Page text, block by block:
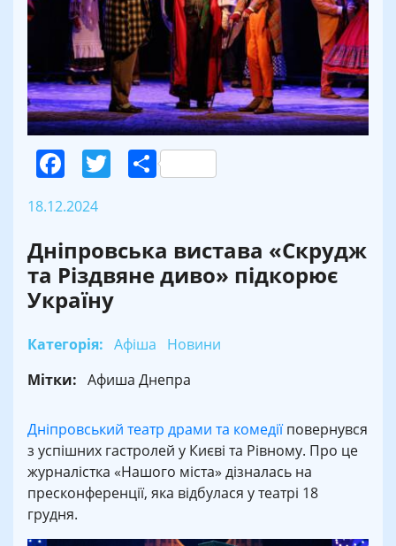
Facebook
Twitter
Поділитися
18.12.2024
Дніпровська вистава «Скрудж
та Різдвяне диво» підкорює
Україну
Категорія: Афіша
Новини
Мітки: Афиша Днепра
Дніпровський театр драми та комедіїповернувся
з успішних гастролей у Києві та Рівному. Про це
журналістка «Нашого міста» дізналась на
пресконференції, яка відбулася у театрі 18
грудня.